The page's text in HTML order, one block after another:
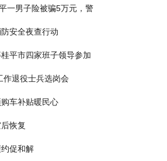
一男子险被骗5万元，警
安全夜查行动
平市四家班子领导参加
作退役士兵选岗会
车补贴暖民心
恢复
促和解